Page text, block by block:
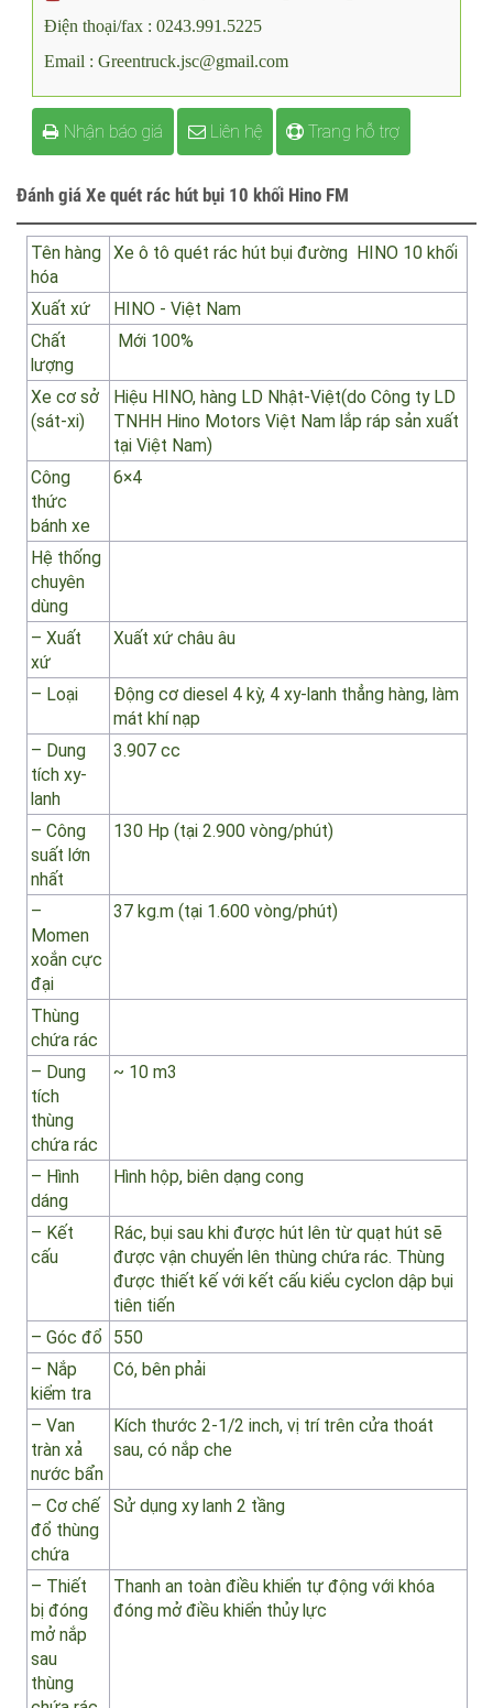
:
094.1986.222 Phụ trách thùng rác, xe gom rác
Điện thoại/fax : 0243.991.5225
Nhận báo giá Liên hệ Trang hỗ trợ
Đánh giá Xe quét rác hút bụi 10 khối Hino FM
Tên hàng
hóa
Xuất xứ HINO - Việt Nam
Chất
lượng
Mới 100%
Xe cơ sở
(sát-xi)
Hiệu HINO, hàng LD Nhật-Việt(do Công ty LD
TNHH Hino Motors Việt Nam lắp ráp sản xuất
tại Việt Nam)
Công
thức
bánh xe
Hệ thống
chuyên
dùng
– Xuất
xứ
Xuất xứ châu âu
– Loại
Động cơ diesel 4 kỳ, 4 xy-lanh thẳng hàng, làm
mát khí nạp
– Dung
tích xy-
lanh
– Công
suất lớn
nhất
–
Momen
xoắn cực
đại
Thùng
chứa rác
– Dung
tích
thùng
chứa rác
– Hình
dáng
Hình hộp, biên dạng cong
Rác, bụi sau khi được hút lên từ quạt hút sẽ
được vận chuyển lên thùng chứa rác. Thùng
được thiết kế với kết cấu kiểu cyclon dập bụi
tiên tiến
– Góc đổ
– Nắp
kiểm tra
Có, bên phải
– Van
tràn xả
nước bẩn
sau, có nắp che
– Cơ chế
đổ thùng
chứa
– Thiết
bị đóng
mở nắp